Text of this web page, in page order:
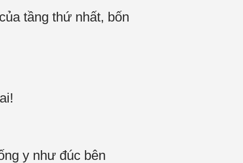
tầng thứ nhất, bốn
y như đúc bên